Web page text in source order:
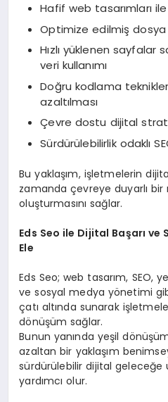
Hafif web tasarımları
Optimize edilmiş dosya
Hızlı yüklenen sayfalar
veri kullanımı
Doğru kodlama
azaltılması
Çevre dostu dijital
Sürdürülebilirlik odaklı
Bu yaklaşım, işletmelerin
zamanda çevreye duyarlı bir
oluşturmasını sağlar.
Eds Seo ile Dijital Başarı ve
Ele
Eds Seo; web tasarım, SEO,
ve sosyal medya yönetimi
çatı altında sunarak
dönüşüm sağlar.
Bunun yanında yeşil
azaltan bir yaklaşım
sürdürülebilir dijital geleceğe
yardımcı olur.